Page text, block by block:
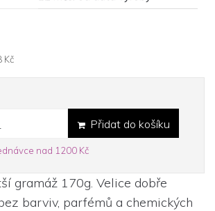
gramáž 170g. Velice dobře
barviv, parfémů a chemických
Kč
Přidat do košíku
nad 1200 Kč